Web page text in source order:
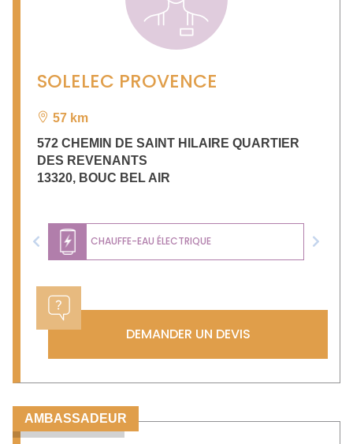
SOLELEC PROVENCE
57 km
572 CHEMIN DE SAINT HILAIRE QUARTIER
DES REVENANTS
13320, BOUC BEL AIR
CHAUFFE-EAU ÉLECTRIQUE
Previous Next
DEMANDER UN DEVIS
AMBASSADEUR